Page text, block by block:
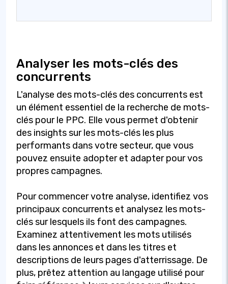
Analyser les mots-clés des
concurrents
L'analyse des mots-clés des concurrents est
un élément essentiel de la recherche de mots-
clés pour le PPC. Elle vous permet d'obtenir
des insights sur les mots-clés les plus
performants dans votre secteur, que vous
pouvez ensuite adopter et adapter pour vos
propres campagnes.
Pour commencer votre analyse, identifiez vos
principaux concurrents et analysez les mots-
clés sur lesquels ils font des campagnes.
Examinez attentivement les mots utilisés
dans les annonces et dans les titres et
descriptions de leurs pages d'atterrissage. De
plus, prêtez attention au langage utilisé pour